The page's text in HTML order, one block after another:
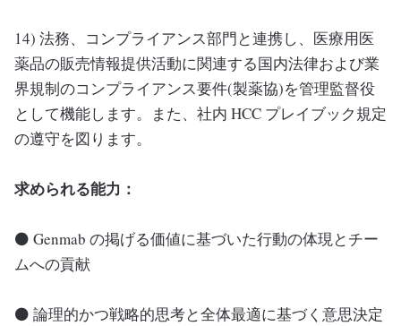
14) 法務、コンプライアンス部門と連携し、医療用医
薬品の販売情報提供活動に関連する国内法律および業
界規制のコンプライアンス要件(製薬協)を管理監督役
として機能します。また、社内 HCC プレイブック規定
の遵守を図ります。
求められる能力：
⚫ Genmab の掲げる価値に基づいた行動の体現とチー
ムへの貢献
⚫ 論理的かつ戦略的思考と全体最適に基づく意思決定